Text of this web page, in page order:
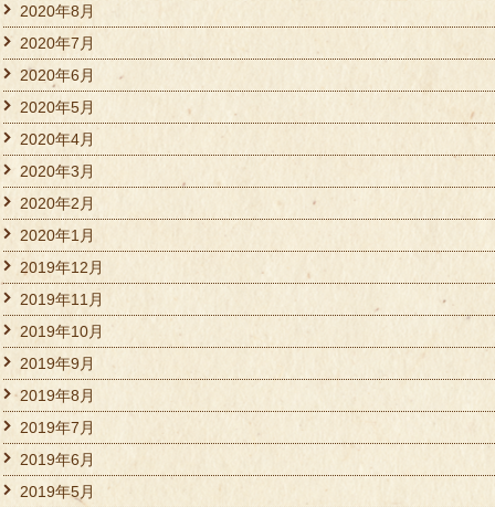
2020年8月
2020年7月
2020年6月
2020年5月
2020年4月
2020年3月
2020年2月
2020年1月
2019年12月
2019年11月
2019年10月
2019年9月
2019年8月
2019年7月
2019年6月
2019年5月